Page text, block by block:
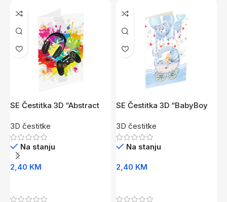
SE Čestitka 3D “Abstract
3D čestitke
Na stanju
2,40 KM
SE Čestitka 3D “BabyBoy
3D čestitke
Na stanju
2,40 KM